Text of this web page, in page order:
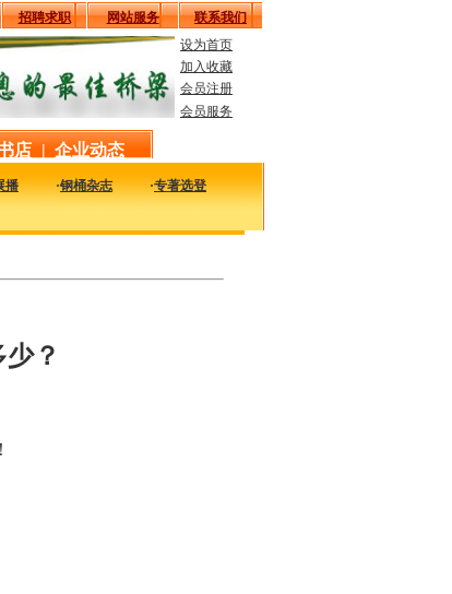
招聘求职 网站服务
联系我们
设为首页
加入收藏
会员注册
会员服务
店 | 企业动态
播 ·钢桶杂志 ·专著选登
讨中国金属包装涂料的创新和可持续发展之路
？